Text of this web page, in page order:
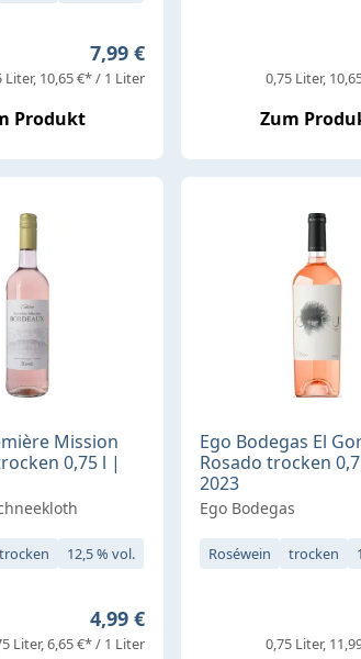
Regulärer Preis:
7,99 €
Liter 10,65 €* / 1 Liter
Produkt
0,75 Liter
Zum
Mission
0,75 l |
trocken 12,5 % vol.
Regulärer Preis:
4,99 €
Liter 6,65 €* / 1 Liter
Ego Bodegas El
Rosado trocken
2023
Ego Bodegas
Roséwein trocken
0,75 Liter